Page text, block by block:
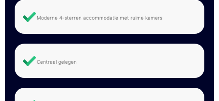
Moderne 4-sterren accommodatie met ruime kamers
Centraal gelegen